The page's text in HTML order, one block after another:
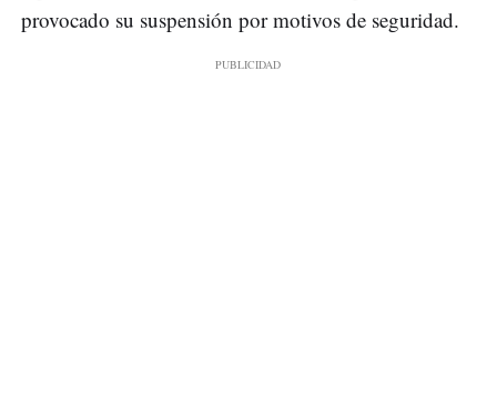
provocado su suspensión por motivos de seguridad.